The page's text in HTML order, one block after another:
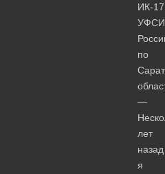
ИК-17
по
—
лет
назад
я